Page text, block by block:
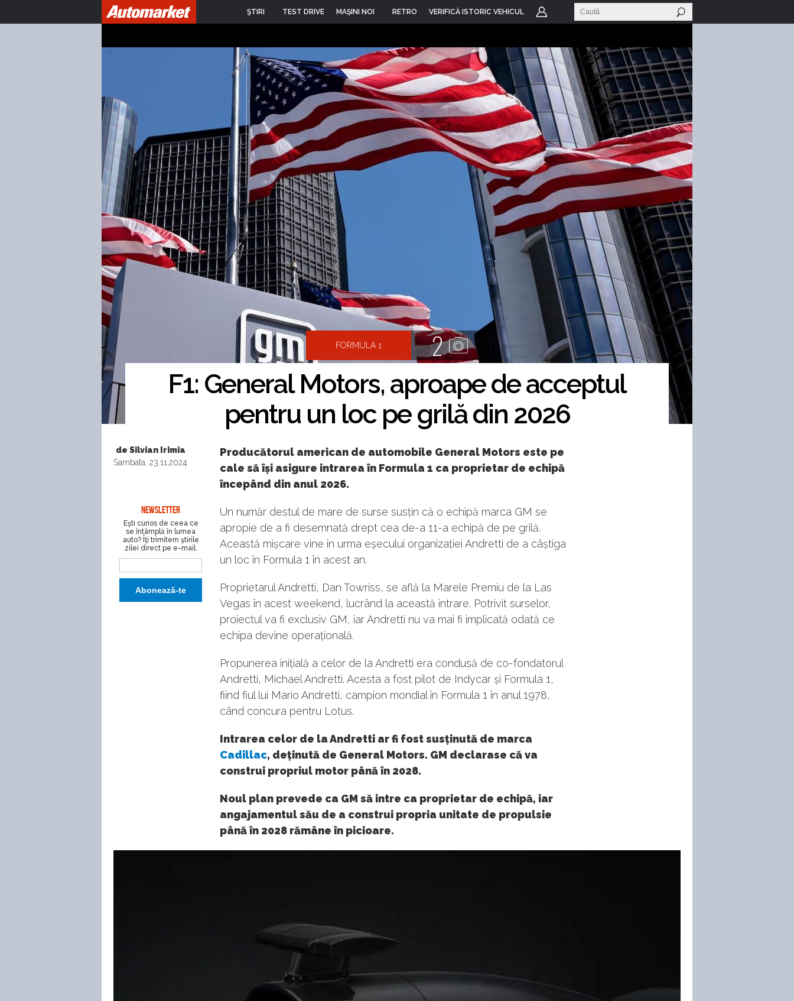
ŞTIRI TEST DRIVE MAŞINI NOI RETRO VERIFICĂ ISTORIC VEHICUL
FORMULA 1 2
F1: General Motors, aproape de acceptul
pentru un loc pe grilă din 2026
de Silvian Irimia
Sambata, 23.11.2024
NEWSLETTER
Eşti curios de ceea ce
se întâmplă în lumea
auto? Îţi trimitem ştirile
zilei direct pe e-mail.
Producătorul american de automobile General Motors este pe
cale să își asigure intrarea în Formula 1 ca proprietar de echipă
începând din anul 2026.
Un număr destul de mare de surse susțin că o echipă marca GM se
apropie de a fi desemnată drept cea de-a 11-a echipă de pe grilă.
Această mișcare vine în urma eșecului organizației Andretti de a câștiga
un loc în Formula 1 în acest an.
Proprietarul Andretti, Dan Towriss, se află la Marele Premiu de la Las
Vegas în acest weekend, lucrând la această intrare. Potrivit surselor,
proiectul va fi exclusiv GM, iar Andretti nu va mai fi implicată odată ce
echipa devine operațională.
Propunerea inițială a celor de la Andretti era condusă de co-fondatorul
Andretti, Michael Andretti. Acesta a fost pilot de Indycar și Formula 1,
fiind fiul lui Mario Andretti, campion mondial în Formula 1 în anul 1978,
când concura pentru Lotus.
Intrarea celor de la Andretti ar fi fost susținută de marca
Cadillac, deținută de General Motors. GM declarase că va
construi propriul motor până în 2028.
Noul plan prevede ca GM să intre ca proprietar de echipă, iar
angajamentul său de a construi propria unitate de propulsie
până în 2028 rămâne în picioare.